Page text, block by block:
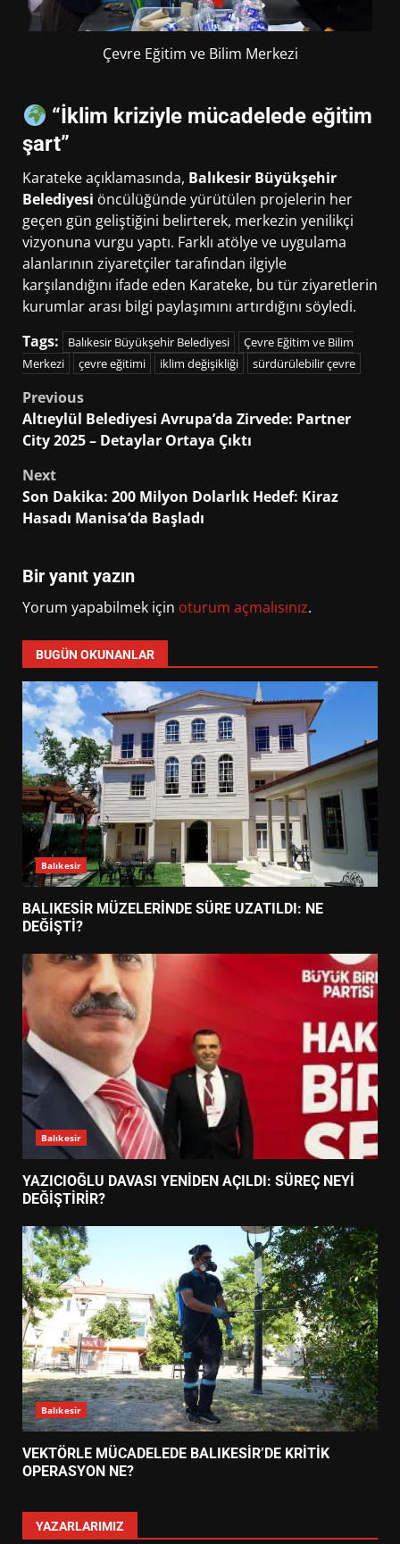
Çevre Eğitim ve Bilim Merkezi
“İklim kriziyle mücadelede eğitim
şart”
Karateke açıklamasında, Balıkesir Büyükşehir
Belediyesi öncülüğünde yürütülen projelerin her
geçen gün geliştiğini belirterek, merkezin yenilikçi
vizyonuna vurgu yaptı. Farklı atölye ve uygulama
alanlarının ziyaretçiler tarafından ilgiyle
karşılandığını ifade eden Karateke, bu tür ziyaretlerin
kurumlar arası bilgi paylaşımını artırdığını söyledi.
Tags:
Balıkesir Büyükşehir Belediyesi
Çevre Eğitim ve Bilim
Merkezi
çevre eğitimi iklim değişikliği sürdürülebilir çevre
Post
navigation
Previous
Altıeylül Belediyesi Avrupa’da Zirvede: Partner
City 2025 – Detaylar Ortaya Çıktı
Next
Son Dakika: 200 Milyon Dolarlık Hedef: Kiraz
Hasadı Manisa’da Başladı
Bir yanıt yazın
Yorum yapabilmek için oturum açmalısınız.
BUGÜN OKUNANLAR
Balıkesir
BALIKESİR MÜZELERİNDE SÜRE UZATILDI: NE
DEĞİŞTİ?
Balıkesir
YAZICIOĞLU DAVASI YENİDEN AÇILDI: SÜREÇ NEYİ
DEĞİŞTİRİR?
Balıkesir
VEKTÖRLE MÜCADELEDE BALIKESİR’DE KRİTİK
OPERASYON NE?
YAZARLARIMIZ